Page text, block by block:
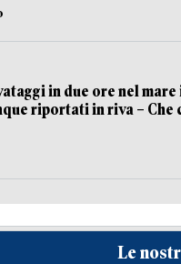
in due ore nel mare
riportati in riva – Che
Le